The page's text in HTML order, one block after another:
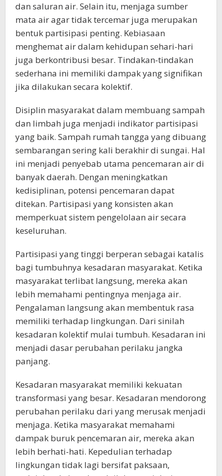
dan saluran air. Selain itu, menjaga sumber
mata air agar tidak tercemar juga merupakan
bentuk partisipasi penting. Kebiasaan
menghemat air dalam kehidupan sehari-hari
juga berkontribusi besar. Tindakan-tindakan
sederhana ini memiliki dampak yang signifikan
jika dilakukan secara kolektif.
Disiplin masyarakat dalam membuang sampah
dan limbah juga menjadi indikator partisipasi
yang baik. Sampah rumah tangga yang dibuang
sembarangan sering kali berakhir di sungai. Hal
ini menjadi penyebab utama pencemaran air di
banyak daerah. Dengan meningkatkan
kedisiplinan, potensi pencemaran dapat
ditekan. Partisipasi yang konsisten akan
memperkuat sistem pengelolaan air secara
keseluruhan.
Partisipasi yang tinggi berperan sebagai katalis
bagi tumbuhnya kesadaran masyarakat. Ketika
masyarakat terlibat langsung, mereka akan
lebih memahami pentingnya menjaga air.
Pengalaman langsung akan membentuk rasa
memiliki terhadap lingkungan. Dari sinilah
kesadaran kolektif mulai tumbuh. Kesadaran ini
menjadi dasar perubahan perilaku jangka
panjang.
Kesadaran masyarakat memiliki kekuatan
transformasi yang besar. Kesadaran mendorong
perubahan perilaku dari yang merusak menjadi
menjaga. Ketika masyarakat memahami
dampak buruk pencemaran air, mereka akan
lebih berhati-hati. Kepedulian terhadap
lingkungan tidak lagi bersifat paksaan,